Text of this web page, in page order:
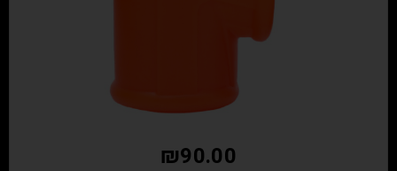
₪90.00